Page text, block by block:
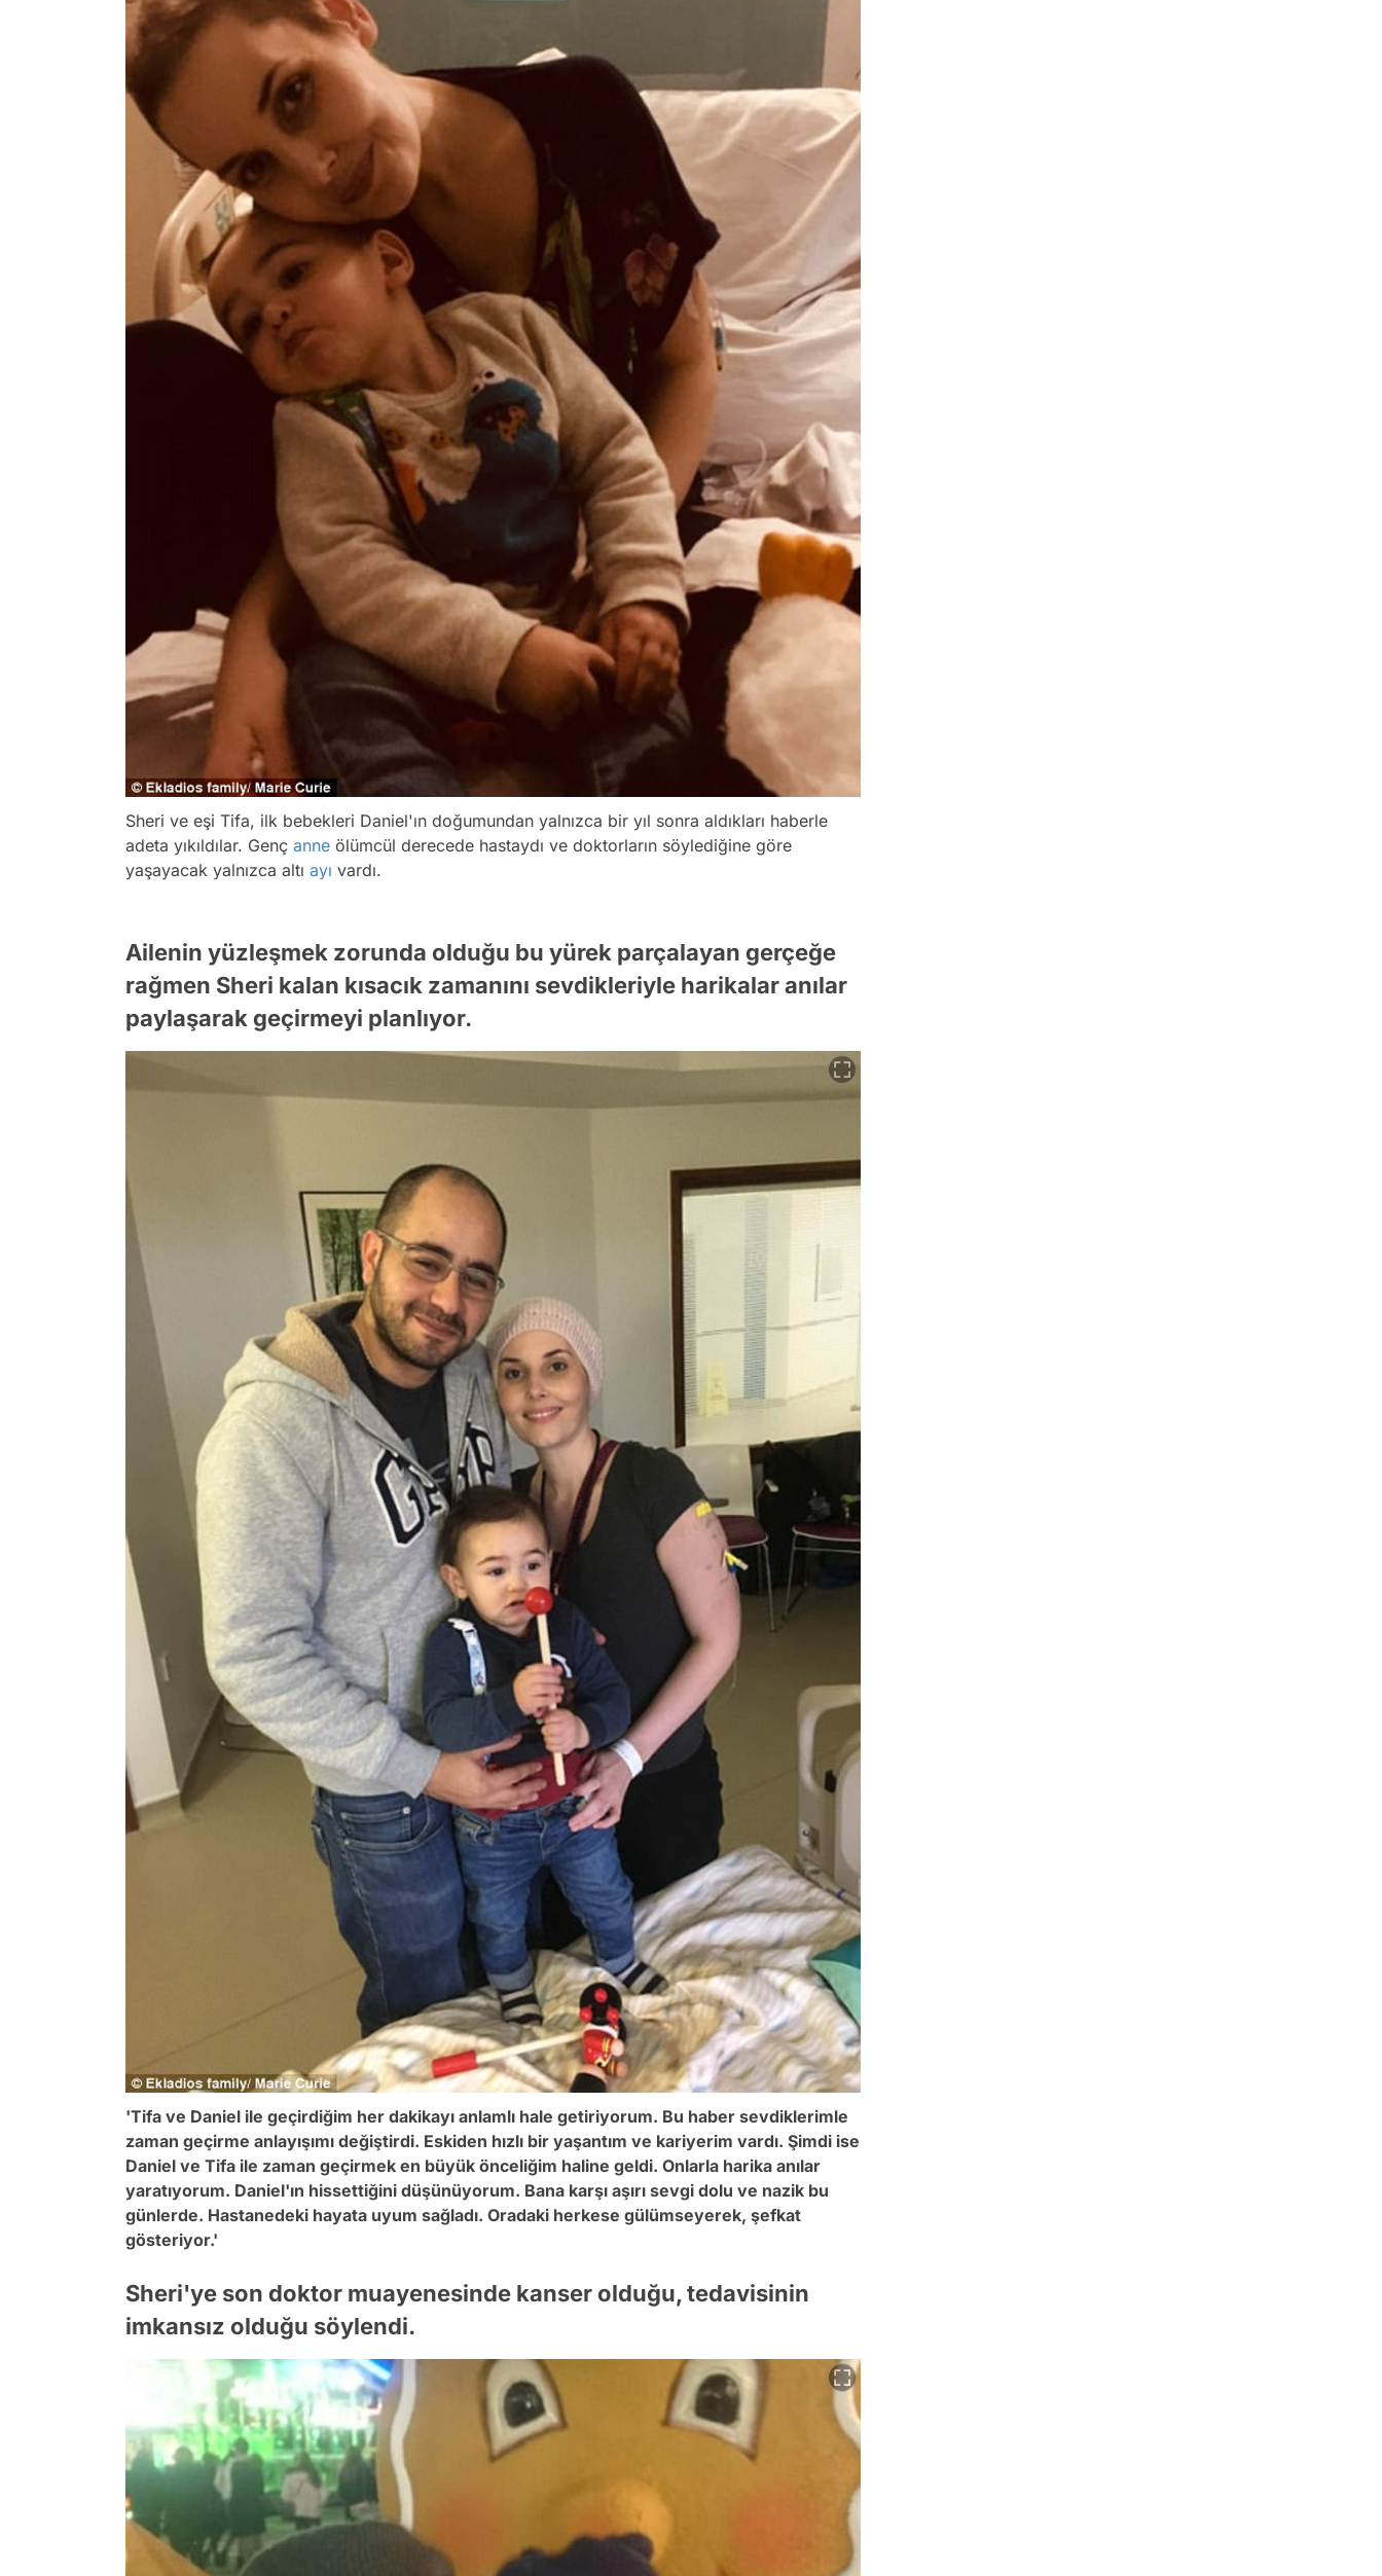
Sheri ve eşi Tifa, ilk bebekleri Daniel'ın doğumundan yalnızca bir yıl sonra aldıkları haberle
adeta yıkıldılar. Genç anne ölümcül derecede hastaydı ve doktorların söylediğine göre
yaşayacak yalnızca altı ayı vardı.
Ailenin yüzleşmek zorunda olduğu bu yürek parçalayan gerçeğe
rağmen Sheri kalan kısacık zamanını sevdikleriyle harikalar anılar
paylaşarak geçirmeyi planlıyor.
'Tifa ve Daniel ile geçirdiğim her dakikayı anlamlı hale getiriyorum. Bu haber sevdiklerimle
zaman geçirme anlayışımı değiştirdi. Eskiden hızlı bir yaşantım ve kariyerim vardı. Şimdi ise
Daniel ve Tifa ile zaman geçirmek en büyük önceliğim haline geldi. Onlarla harika anılar
yaratıyorum. Daniel'ın hissettiğini düşünüyorum. Bana karşı aşırı sevgi dolu ve nazik bu
günlerde. Hastanedeki hayata uyum sağladı. Oradaki herkese gülümseyerek, şefkat
gösteriyor.'
Sheri'ye son doktor muayenesinde kanser olduğu, tedavisinin
imkansız olduğu söylendi.